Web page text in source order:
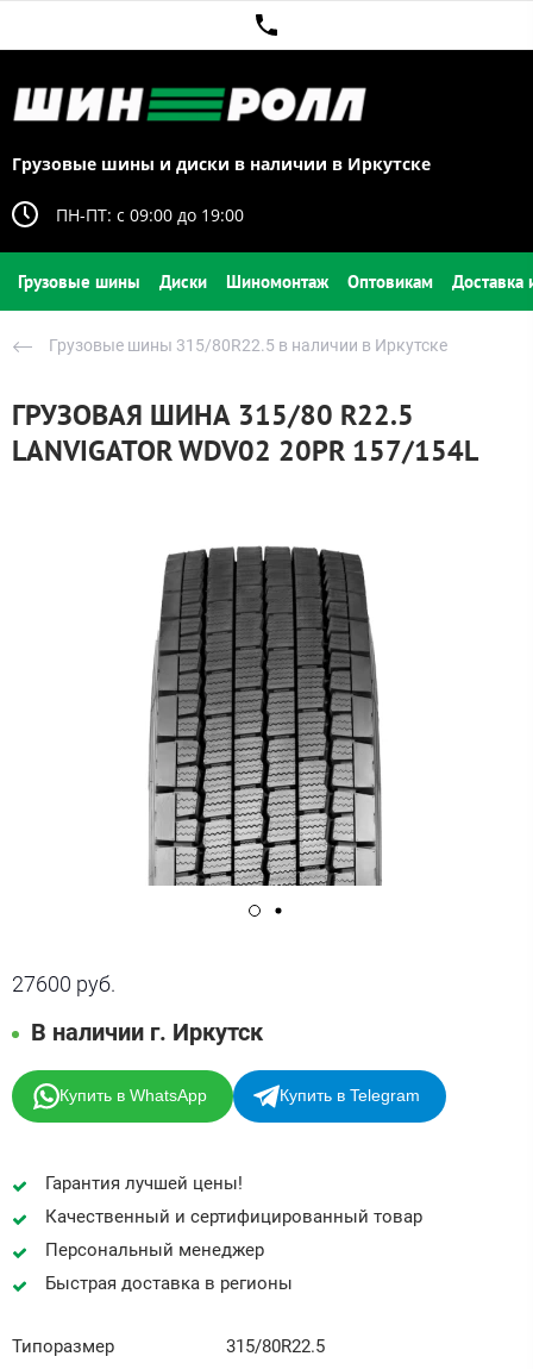
Грузовые шины и диски в наличии в Иркутске
ПН-ПТ: c 09:00 до 19:00
Грузовые шины Диски Шиномонтаж Оптовикам Доставка
Грузовые шины 315/80R22.5 в наличии в Иркутске
ГРУЗОВАЯ ШИНА 315/80 R22.5
LANVIGATOR WDV02 20PR 157/154L
27600 руб.
В наличии г. Иркутск
Купить в WhatsApp Купить в Telegram
Гарантия лучшей цены!
Качественный и сертифицированный товар
Персональный менеджер
Быстрая доставка в регионы
Типоразмер
315/80R22.5